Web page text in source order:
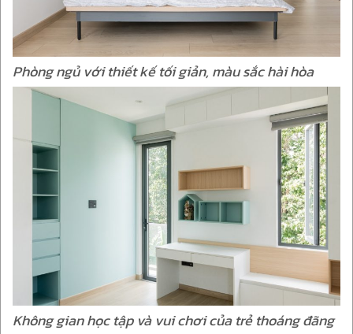
Phòng ngủ với thiết kế tối giản, màu sắc hài hòa
Không gian học tập và vui chơi của trẻ thoáng đãng